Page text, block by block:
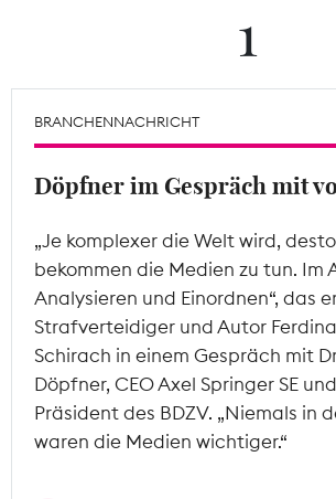
Mitgliederbereich
1
BRANCHENNACHRICHT
Döpfner im Gespräch mit
„Je komplexer die Welt wird,
bekommen die Medien zu tun. Im
Analysieren und Einordnen“, das
Strafverteidiger und Autor
Schirach in einem Gespräch mit
Döpfner, CEO Axel Springer SE
Präsident des BDZV. „Niemals in
waren die Medien wichtiger.“